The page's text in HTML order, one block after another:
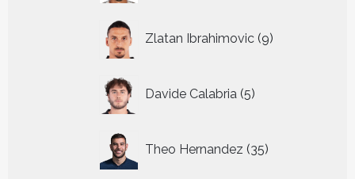
Zlatan Ibrahimovic 9
producten
Davide Calabria 5
producten
Theo Hernandez 35
producten